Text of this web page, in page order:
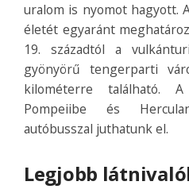
uralom is nyomot hagyott.
életét egyaránt
19. századtól a
gyönyörű tengerparti
kilométerre található.
Pompeiibe és
autóbusszal juthatunk el.
Legjobb